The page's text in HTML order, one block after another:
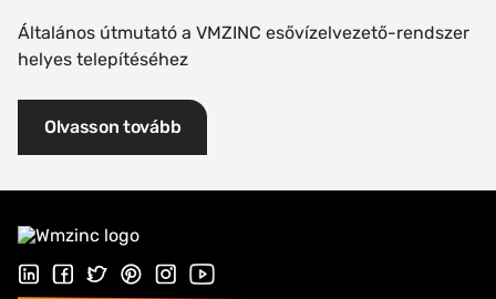
Általános útmutató a VMZINC esővízelvezető-rendszer
helyes telepítéséhez
Olvasson tovább
Kövessen minket a LinkedIn-en
Kövessen minket Facebookon
Kövessen minket a Twitteren
Kövessen minket a Pinterest oldalon
Follow us on Instagram
Látogasson el Youtube csatornánkra